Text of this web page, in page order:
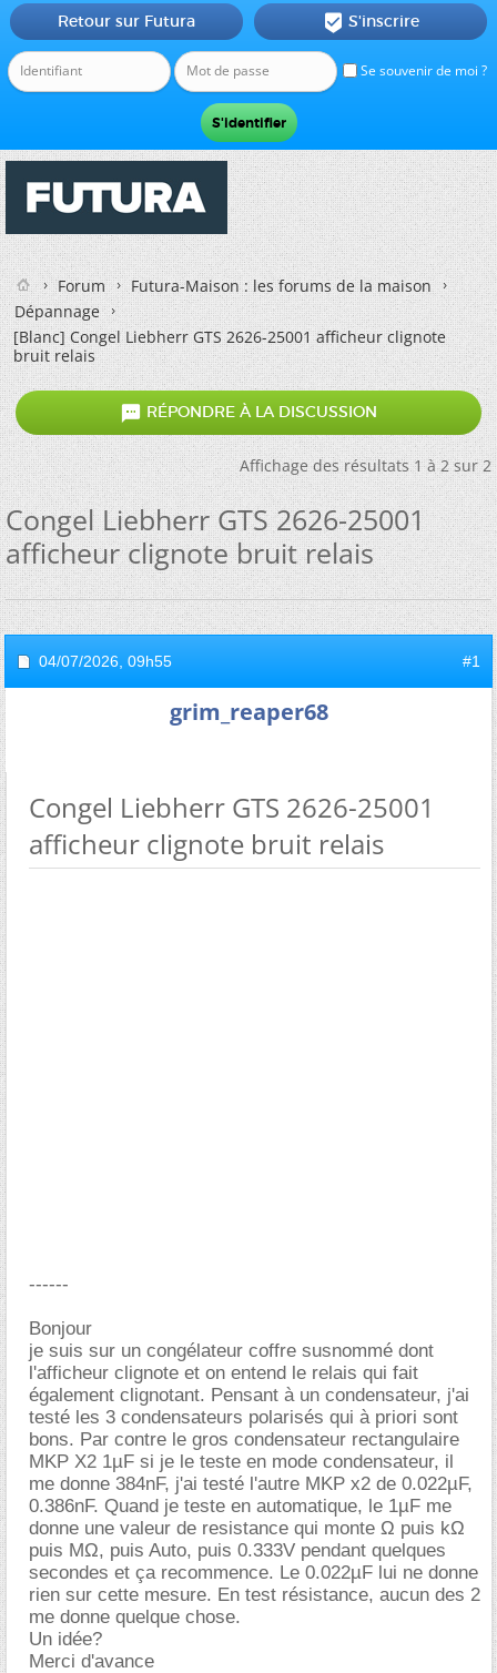
Se souvenir de moi ?
Retour sur Futura  S'inscrire
Forum
Futura-Maison : les forums de la maison
Dépannage
[Blanc]Congel Liebherr GTS 2626-25001 afficheur clignote
bruit relais
 RÉPONDRE À LA DISCUSSION
Affichage des résultats 1 à 2 sur 2
Congel Liebherr GTS 2626-25001
afficheur clignote bruit relais
04/07/2026, 09h55 #1
grim_reaper68
Congel Liebherr GTS 2626-25001
afficheur clignote bruit relais
------
Bonjour
je suis sur un congélateur coffre susnommé dont
l'afficheur clignote et on entend le relais qui fait
également clignotant. Pensant à un condensateur, j'ai
testé les 3 condensateurs polarisés qui à priori sont
bons. Par contre le gros condensateur rectangulaire
MKP X2 1µF si je le teste en mode condensateur, il
me donne 384nF, j'ai testé l'autre MKP x2 de 0.022µF,
0.386nF. Quand je teste en automatique, le 1µF me
donne une valeur de resistance qui monte Ω puis kΩ
puis MΩ, puis Auto, puis 0.333V pendant quelques
secondes et ça recommence. Le 0.022µF lui ne donne
rien sur cette mesure. En test résistance, aucun des 2
me donne quelque chose.
Un idée?
Merci d'avance